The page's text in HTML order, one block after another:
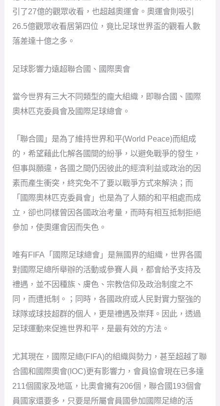
引了27億的觀眾收看，也超越奧運會。奧運會則吸引
26.5億觀眾收看居第四位，竟比足球世界盃的觀看人數
落差達十億之多。
足球影響力遠超聯合國、國際奧會
當今世界有三大不同類型的龐大組織，即聯合國、國際
奧林匹克委員會及國際足球總會。
「聯合國」是為了維持世界和平(World Peace)而組成
的，希望藉此化解各國間的紛爭，以避免戰爭的發生，
但事與願違，各國之間仍因彼此的經濟利益或政治的因
素而產生衝突，終究免不了要以戰爭方式來解決；而
「國際奧林匹克委員會」也是為了人類的和平相處而成
立，卻也同樣曾因各國政治考量，而時有相互抵制拒絕
參加，使奧運會因而失色。
唯有FIFA「國際足球總會」是無國界的組織，世界各國
對國際足總所舉辦的活動或參賽人員，都會給予支持及
禮遇，並不因種族、膚色、宗教信仰及政治制度之不
同，而遭抵制。；同時，各國政府或人民對實力堅強的
球隊或球技超群的個人，更是禮遇及崇拜。因此，透過
足球運動來促進世界和平，是最有效的方法。
尤其現在，國際足總(FIFA)的組織與勢力，甚至超越了聯
合國和國際奧會(IOC)更有影響力，會員協會現在已多達
211個國家及地區，比奧會擁有206個，聯合國193個會
員國家還要多，只要是所屬會員國參加國際足總的活